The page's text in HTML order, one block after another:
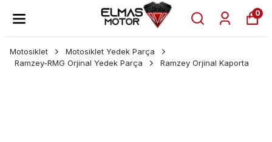
0
Motosiklet
Motosiklet Yedek Parça
Ramzey-RMG Orjinal Yedek Parça
Ramzey Orjinal Kaporta